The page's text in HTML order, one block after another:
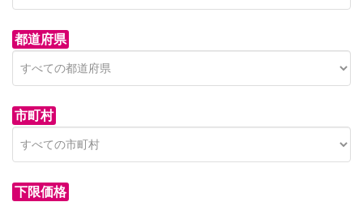
都道府県
市町村
下限価格